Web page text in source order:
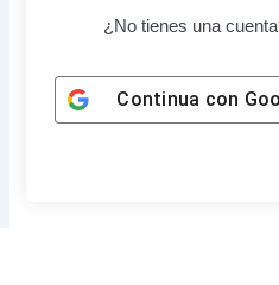
¿No tienes una
Continua con